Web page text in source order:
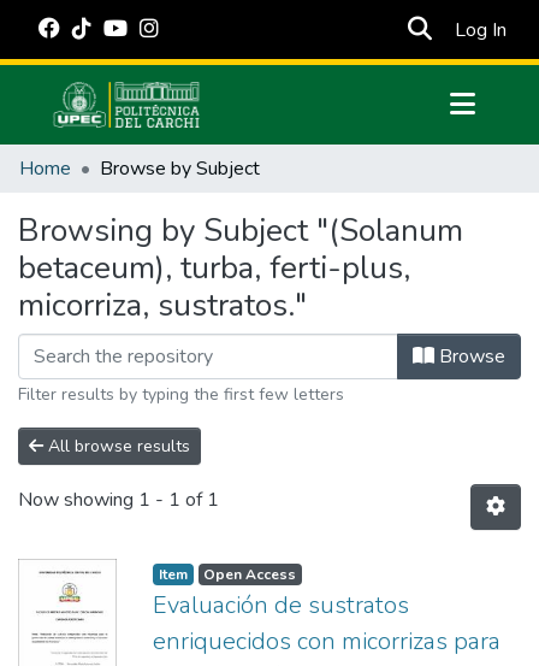
Log In
Communities & Collections
Estadísticas Externas
Manuales
Home Browse by Subject
Browsing by Subject "(Solanum
betaceum), turba, ferti-plus,
micorriza, sustratos."
Browse
Filter results by typing the first few letters
All browse results
Now showing 1 - 1 of 1
Item Open Access
Evaluación de sustratos
enriquecidos con micorrizas para